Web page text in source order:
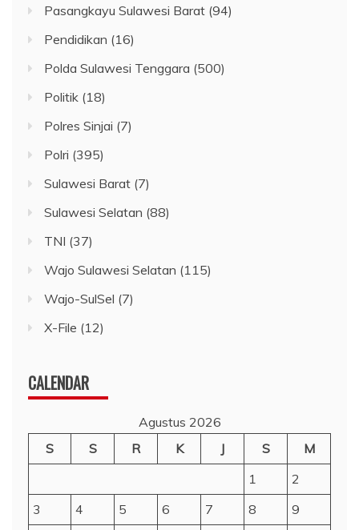
Pasangkayu Sulawesi Barat (94)
Pendidikan (16)
Polda Sulawesi Tenggara (500)
Politik (18)
Polres Sinjai (7)
Polri (395)
Sulawesi Barat (7)
Sulawesi Selatan (88)
TNI (37)
Wajo Sulawesi Selatan (115)
Wajo-SulSel (7)
X-File (12)
CALENDAR
Agustus 2026
S
S R K J S
M
1
2
3
4 5 6 7 8
9